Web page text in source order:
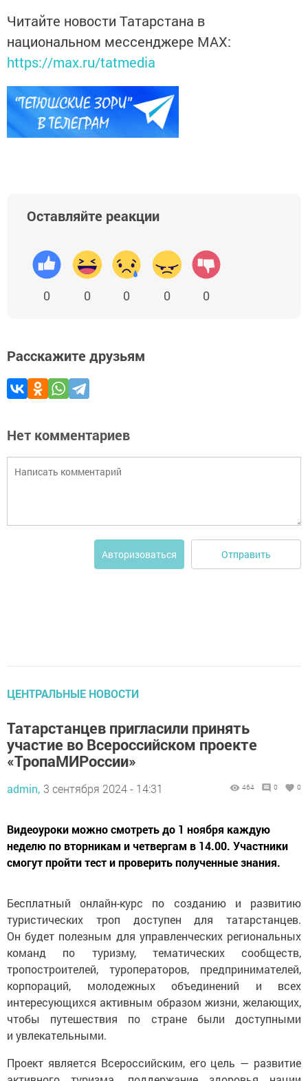
Читайте новости Татарстана в
национальном мессенджере MАХ:
https://max.ru/tatmedia
Оставляйте реакции
0 0 0 0 0
Расскажите друзьям
Нет комментариев
Авторизоваться Отправить
ЦЕНТРАЛЬНЫЕ НОВОСТИ
Татарстанцев пригласили принять
участие во Всероссийском проекте
«ТропаМИРоссии»
admin, 3 сентября 2024 - 14:31 464 0 0
Видеоуроки можно смотреть до 1 ноября каждую
неделю по вторникам и четвергам в 14.00. Участники
смогут пройти тест и проверить полученные знания.
Бесплатный онлайн-курс по созданию и развитию
туристических троп доступен для татарстанцев.
Он будет полезным для управленческих региональных
команд по туризму, тематических сообществ,
тропостроителей, туроператоров, предпринимателей,
корпораций, молодежных объединений и всех
интересующихся активным образом жизни, желающих,
чтобы путешествия по стране были доступными
и увлекательными.
Проект является Всероссийским, его цель — развитие